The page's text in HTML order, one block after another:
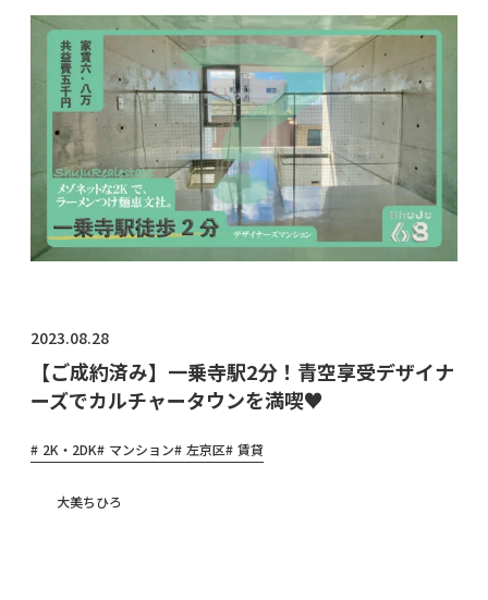
物件オ
ー・管
理会社
様へ
2023.08.28
【ご成約済み】一乗寺駅2分！青空享受デザイナ
ーズでカルチャータウンを満喫♥
2K・2DK マンション 左京区 賃貸
大美ちひろ